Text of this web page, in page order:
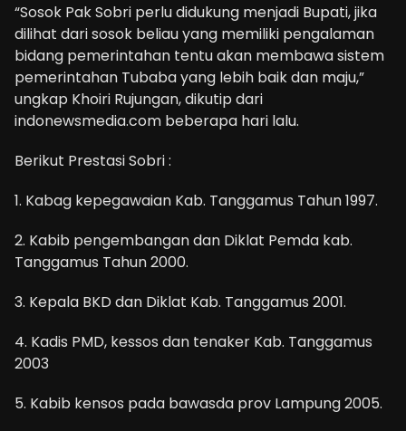
“Sosok Pak Sobri perlu didukung menjadi Bupati, jika
dilihat dari sosok beliau yang memiliki pengalaman
bidang pemerintahan tentu akan membawa sistem
pemerintahan Tubaba yang lebih baik dan maju,”
ungkap Khoiri Rujungan, dikutip dari
indonewsmedia.com beberapa hari lalu.
Berikut Prestasi Sobri :
1. Kabag kepegawaian Kab. Tanggamus Tahun 1997.
2. Kabib pengembangan dan Diklat Pemda kab.
Tanggamus Tahun 2000.
3. Kepala BKD dan Diklat Kab. Tanggamus 2001.
4. Kadis PMD, kessos dan tenaker Kab. Tanggamus
2003
5. Kabib kensos pada bawasda prov Lampung 2005.